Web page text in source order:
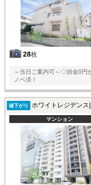
28枚
～当日ご案内可～◇頭金0円
ノベ済！
値下がり ホワイトレジデン
マンション